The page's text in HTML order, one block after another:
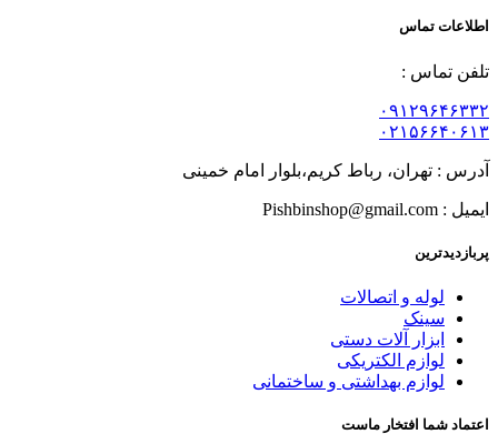
اطلاعات تماس
تلفن تماس :
۰۹۱۲۹۶۴۶۳۳۲
۰۲۱۵۶۶۴۰۶۱۳
آدرس : تهران، رباط کریم،بلوار امام خمینی
ایمیل : Pishbinshop@gmail.com
پربازدیدترین
لوله و اتصالات
سینک
ابزار آلات دستی
لوازم الکتریکی
لوازم بهداشتی و ساختمانی
اعتماد شما افتخار ماست